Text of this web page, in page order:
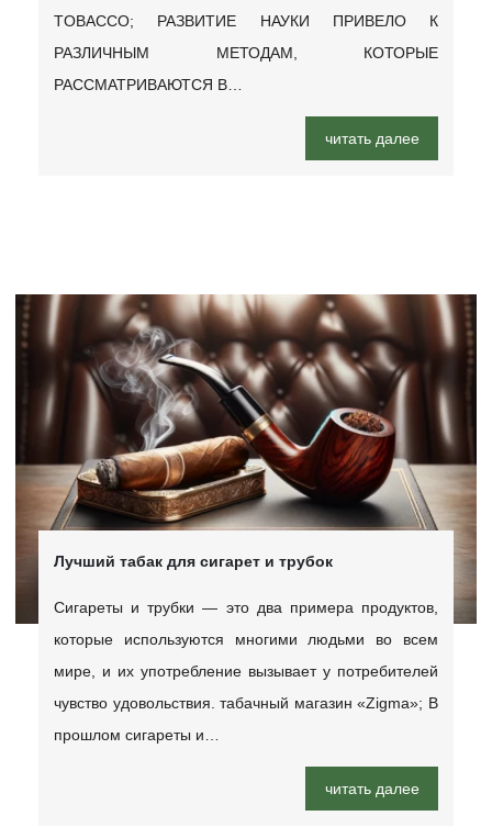
TOBACCO; РАЗВИТИЕ НАУКИ ПРИВЕЛО К
РАЗЛИЧНЫМ МЕТОДАМ, КОТОРЫЕ
РАССМАТРИВАЮТСЯ В…
читать далее
Лучший табак для сигарет и трубок
Сигареты и трубки — это два примера продуктов,
которые используются многими людьми во всем
мире, и их употребление вызывает у потребителей
чувство удовольствия. табачный магазин «Zigma»; В
прошлом сигареты и…
читать далее